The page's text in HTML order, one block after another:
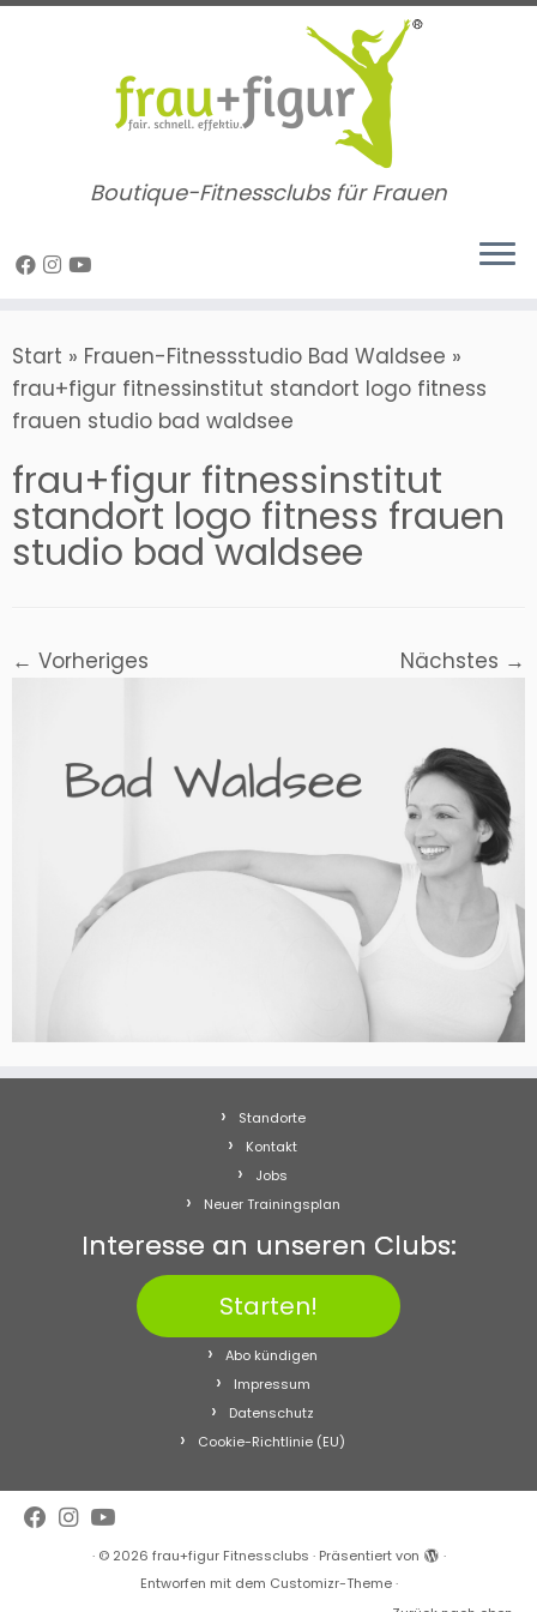
Zum
Boutique-Fitnessclubs für Frauen
Start » Frauen-Fitnessstudio Bad Waldsee »
frau+figur fitnessinstitut standort logo fitness
frauen studio bad waldsee
frau+figur fitnessinstitut
standort logo fitness frauen
studio bad waldsee
← Vorheriges Nächstes →
Standorte
Kontakt
Jobs
Neuer Trainingsplan
Interesse an unseren Clubs:
Starten!
Abo kündigen
Impressum
Datenschutz
Cookie-Richtlinie (EU)
· © 2026 frau+figur Fitnessclubs · Präsentiert von
·
Entworfen mit dem Customizr-Theme·